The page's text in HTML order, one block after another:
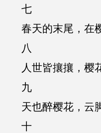
七
春天的末尾，在
八
人世皆攘攘，樱
九
天也醉樱花，云
十